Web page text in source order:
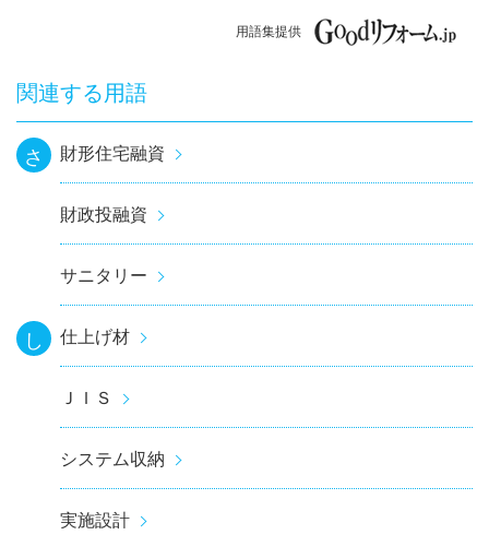
用語集提供
関連する用語
さ 財形住宅融資
財政投融資
サニタリー
し 仕上げ材
ＪＩＳ
システム収納
実施設計